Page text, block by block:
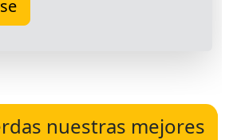
nuestras mejores